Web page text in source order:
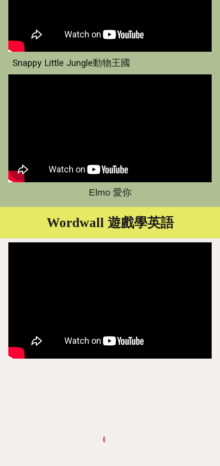
Snappy Little Jungle動物王國
Elmo 愛你
Wordwall 遊戲學英語